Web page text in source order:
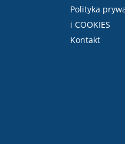
Polityka
i COOKIES
Kontakt